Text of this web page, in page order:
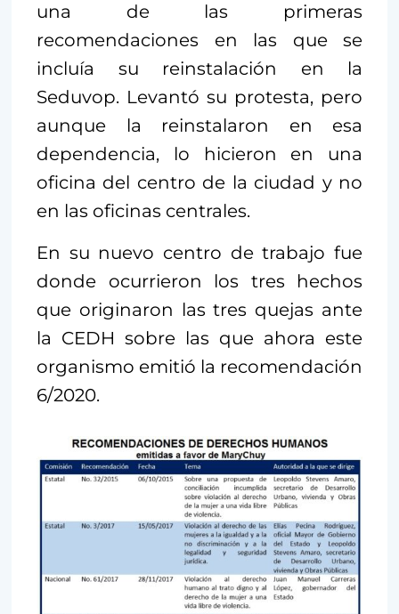
una de las primeras
recomendaciones en las que se
incluía su reinstalación en la
Seduvop. Levantó su protesta, pero
aunque la reinstalaron en esa
dependencia, lo hicieron en una
oficina del centro de la ciudad y no
en las oficinas centrales.
En su nuevo centro de trabajo fue
donde ocurrieron los tres hechos
que originaron las tres quejas ante
la CEDH sobre las que ahora este
organismo emitió la recomendación
6/2020.